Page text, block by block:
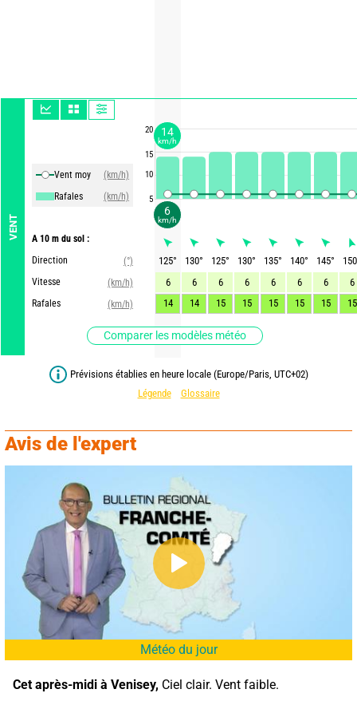
VENT
Vent moy
(km/h)
Rafales
(km/h)
A 10 m du sol :
Direction
(°)
Vitesse
(km/h)
Rafales
(km/h)
Comparer les modèles météo
20
15
10
5
125° 130° 125° 130° 135° 140° 145°
150
6
6 6 6 6 6 6
6
14
14 15 15 15 15 15 15
Prévisions établies en heure locale (Europe/Paris, UTC+02)
Légende
Glossaire
Avis de l'expert
Météo du jour
Cet après-midi à Venisey, Ciel clair. Vent faible.
6
km/h
14
km/h